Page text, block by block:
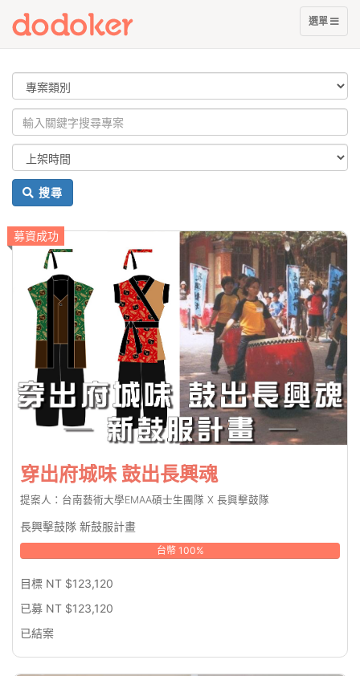
展
開
選
選單
搜尋
募資成功
穿出府城味 鼓出長興魂
提案人：台南藝術大學EMAA碩士生團隊 X 長興擊鼓隊
長興擊鼓隊 新鼓服計畫
台幣 100%
目標 NT $123,120
已募 NT $123,120
已結案